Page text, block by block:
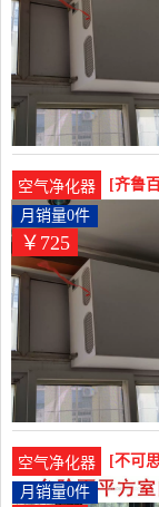
空气净化器
[齐鲁
空气
￥725
月销量0件
空气净化器
[不可
化器家
月销量0件